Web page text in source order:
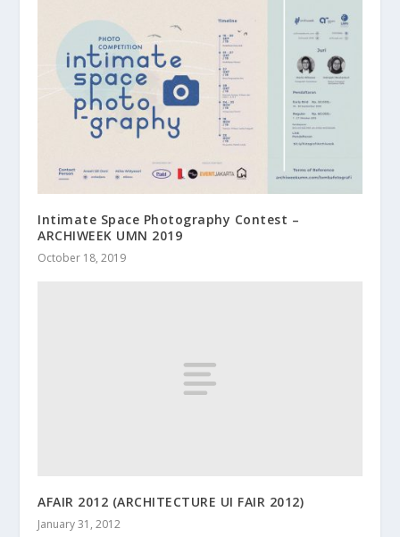
Intimate Space Photography Contest –
ARCHIWEEK UMN 2019
October 18, 2019
AFAIR 2012 (ARCHITECTURE UI FAIR 2012)
January 31, 2012